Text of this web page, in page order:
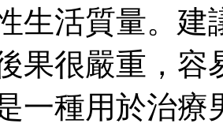
生活質量。建
果很嚴重，容
一種用於治療